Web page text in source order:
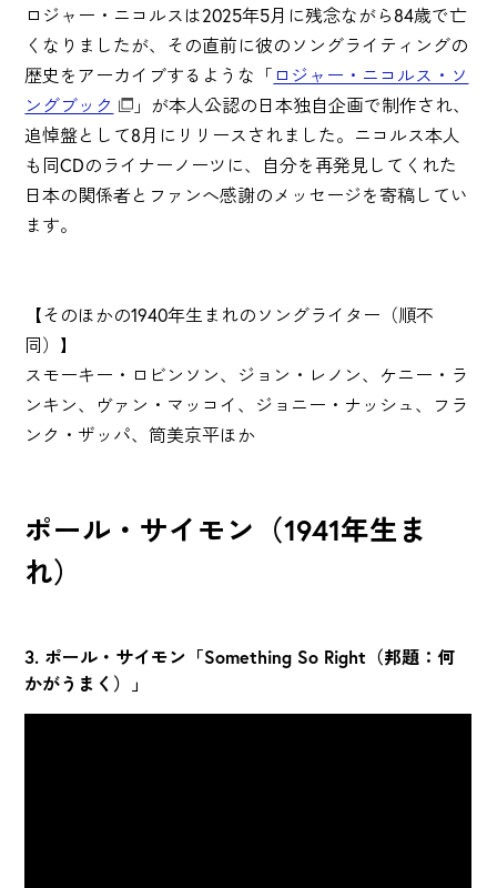
ロジャー・ニコルスは2025年5月に残念ながら84歳で亡
くなりましたが、その直前に彼のソングライティングの
歴史をアーカイブするような「 ロジャー・ニコルス・ソ
ングブック
」が本人公認の日本独自企画で制作され、
追悼盤として8月にリリースされました。ニコルス本人
も同CDのライナーノーツに、自分を再発見してくれた
日本の関係者とファンへ感謝のメッセージを寄稿してい
ます。
【そのほかの1940年生まれのソングライター（順不
同）】
スモーキー・ロビンソン、ジョン・レノン、ケニー・ラ
ンキン、ヴァン・マッコイ、ジョニー・ナッシュ、フラ
ンク・ザッパ、筒美京平ほか
ポール・サイモン（1941年生ま
れ）
3. ポール・サイモン「Something So Right（邦題：何
かがうまく）」